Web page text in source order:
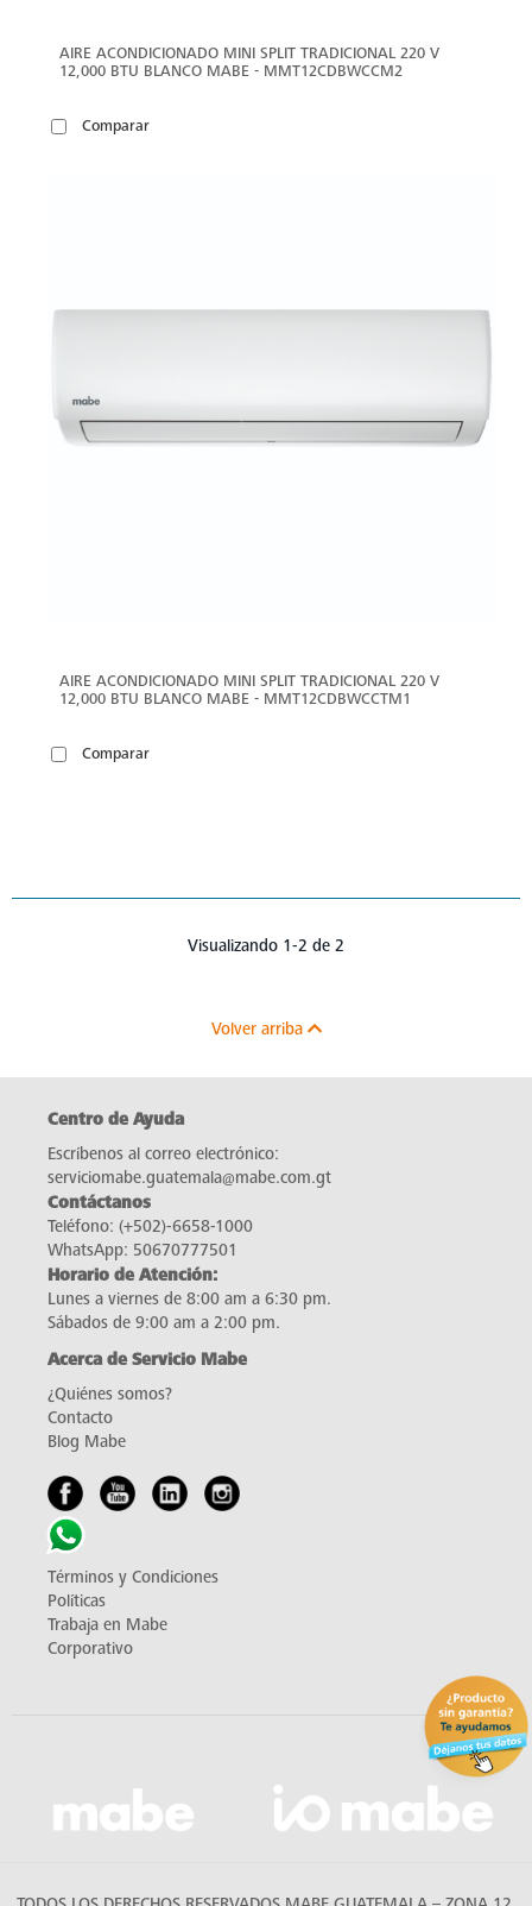
AIRE ACONDICIONADO MINI SPLIT TRADICIONAL 220 V
12,000 BTU BLANCO MABE - MMT12CDBWCCM2
Comparar
AIRE ACONDICIONADO MINI SPLIT TRADICIONAL 220 V
12,000 BTU BLANCO MABE - MMT12CDBWCCTM1
Comparar
Visualizando 1-2 de 2
Volver arriba
Centro de Ayuda
Escríbenos al correo electrónico:
serviciomabe.guatemala@mabe.com.gt
Contáctanos
Teléfono: (+502)-6658-1000
WhatsApp: 50670777501
Horario de Atención:
Lunes a viernes de 8:00 am a 6:30 pm.
Sábados de 9:00 am a 2:00 pm.
Acerca de Servicio Mabe
¿Quiénes somos?
Contacto
Blog Mabe
Términos y Condiciones
Políticas
Trabaja en Mabe
Corporativo